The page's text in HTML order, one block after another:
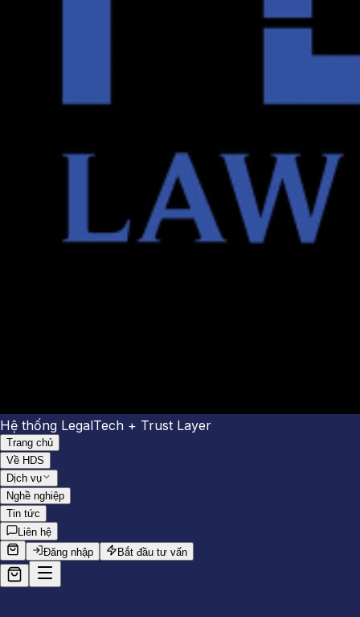
Hệ thống LegalTech + Trust Layer
Trang chủ
Về HDS
Dịch vụ
Nghề nghiệp
Tin tức
Liên hệ
Đăng nhập
Bắt đầu tư vấn